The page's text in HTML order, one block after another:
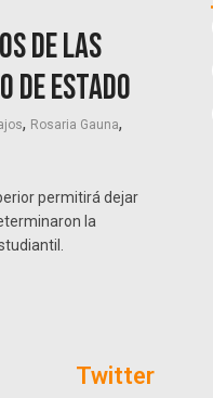
de las
de estado
, Rosaria Gauna,
permitirá dejar
la
Twitter